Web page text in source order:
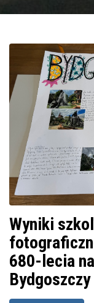
Wyniki
680-lecia
Bydgoszczy